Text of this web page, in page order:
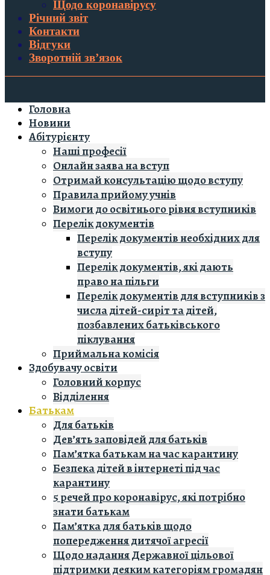
Щодо коронавірусу
Річний звіт
Контакти
Відгуки
Зворотній зв’язок
Головна
Новини
Абітурієнту
Наші професії
Онлайн заява на вступ
Отримай консультацію щодо вступу
Правила прийому учнів
Вимоги до освітнього рівня вступників
Перелік документів
Перелік документів необхідних для
вступу
Перелік документів, які дають
право на пільги
Перелік документів для вступників з
числа дітей-сиріт та дітей,
позбавлених батьківського
піклування
Приймальна комісія
Здобувачу освіти
Головний корпус
Вiддiлення
Батькам
Для батьків
Дев’ять заповідей для батьків
Пам’ятка батькам на час карантину
Безпека дітей в інтернеті під час
карантину
5 речей про коронавірус, які потрібно
знати батькам
Пам’ятка для батьків щодо
попередження дитячої агресії
Щодо надання Державної цільової
підтримки деяким категоріям громадян